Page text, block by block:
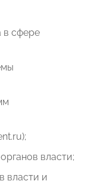
в сфере
власти;
власти и